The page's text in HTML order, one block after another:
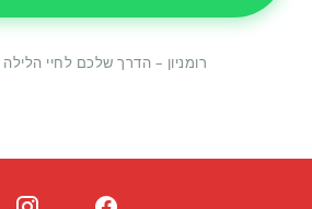
רומניון – הדרך שלכם לחיי